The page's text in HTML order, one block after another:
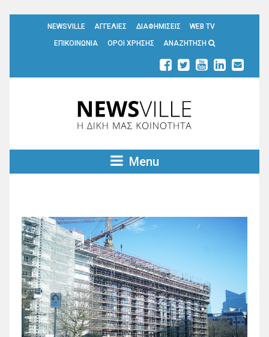
NEWSVILLE ΑΓΓΕΛΙΕΣ ΔΙΑΦΗΜΙΣΕΙΣ
WEB TV
ΕΠΙΚΟΙΝΩΝΙΑ
ΟΡΟΙ ΧΡΗΣΗΣ ΑΝΑΖΗΤΗΣΗ
Menu